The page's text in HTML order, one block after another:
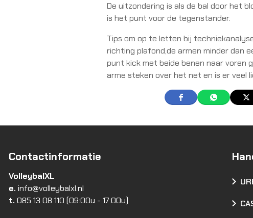
De uitzondering is als de bal door het
is het punt voor de tegenstander.
Tips om op te letten bij
richting plafond,de armen minder dan
punt kick met beide benen naar voren
arme steken over het net en is er veel
Contactinformatie
VolleybalXL
e. info@volleybalxl.nl
t. 085 13 08 110 (09:00u - 17:00u)